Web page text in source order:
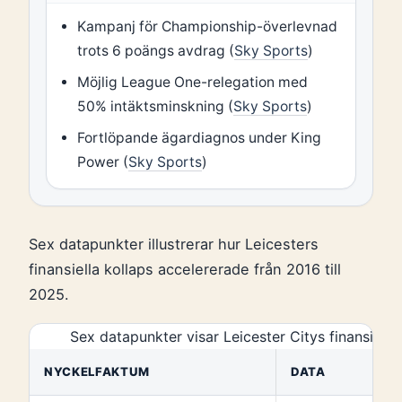
Kampanj för Championship-överlevnad
trots 6 poängs avdrag (Sky Sports)
Möjlig League One-relegation med
50% intäktsminskning (Sky Sports)
Fortlöpande ägardiagnos under King
Power (Sky Sports)
Sex datapunkter illustrerar hur Leicesters
finansiella kollaps accelererade från 2016 till
2025.
Sex datapunkter visar Leicester Citys
NYCKELFAKTUM DATA